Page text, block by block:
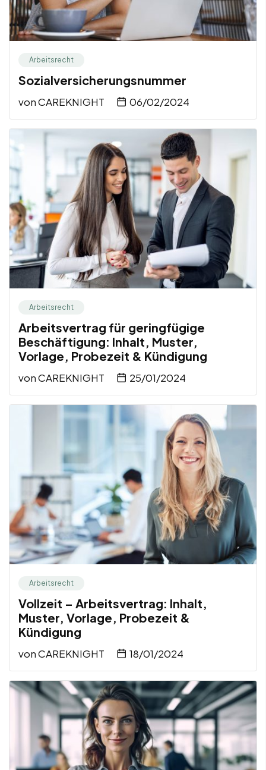
Arbeitsrecht
Sozialversicherungsnummer
vonCAREKNIGHT 06/02/2024
Arbeitsrecht
Arbeitsvertrag für geringfügige
Beschäftigung: Inhalt, Muster,
Vorlage, Probezeit & Kündigung
vonCAREKNIGHT 25/01/2024
Arbeitsrecht
Vollzeit – Arbeitsvertrag: Inhalt,
Muster, Vorlage, Probezeit &
Kündigung
vonCAREKNIGHT 18/01/2024